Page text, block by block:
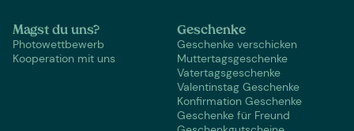
Magst du uns?
Photowettbewerb
Kooperation mit uns
Geschenke
Geschenke verschicken
Muttertagsgeschenke
Vatertagsgeschenke
Valentinstag Geschenke
Konfirmation Geschenke
Geschenke für Freund